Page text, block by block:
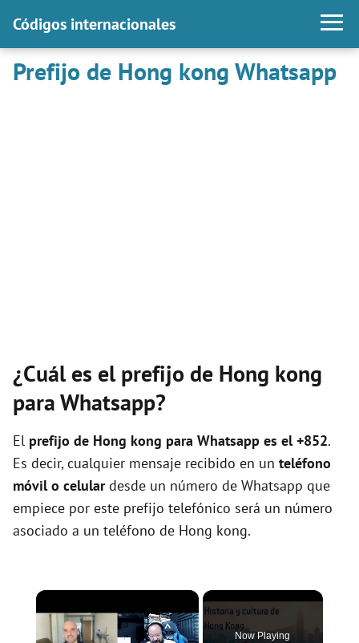
Códigos internacionales
Prefijo de Hong kong Whatsapp
¿Cuál es el prefijo de Hong kong
para Whatsapp?
El prefijo de Hong kong para Whatsapp es el +852.
Es decir, cualquier mensaje recibido en un teléfono
móvil o celulardesde un número de Whatsapp que
empiece por este prefijo telefónico será un número
asociado a un teléfono de Hong kong.
×
Now Playing